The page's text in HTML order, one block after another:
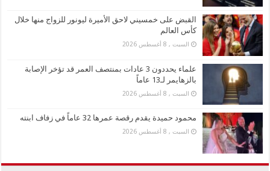
القبض على خمسيني لاحق الأميرة ليونور للزواج منها خلال
كأس العالم
السبت , 8 أغسطس 2026
علماء يحددون 3 عادات بمنتصف العمر قد تؤخر الإصابة
بالزهايمر لـ13 عاماً
السبت , 8 أغسطس 2026
محمود حميدة يقدم رقصة عمرها 32 عاماً في زفاف ابنته
السبت , 8 أغسطس 2026